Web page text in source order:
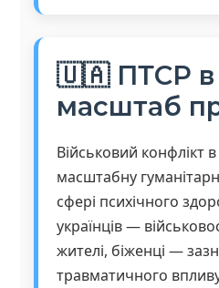
🇺🇦 ПТСР в
масштаб
Військовий конфлікт
масштабну
сфері психічного
українців —
жителі, біженці —
травматичного